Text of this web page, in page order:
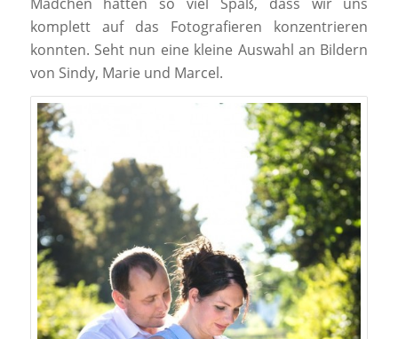
komplett auf das Fotografieren konzentrieren
konnten. Seht nun eine kleine Auswahl an Bildern
von Sindy, Marie und Marcel.